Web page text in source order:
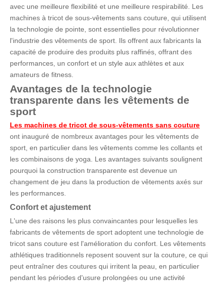
avec une meilleure flexibilité et une meilleure respirabilité. Les
machines à tricot de sous-vêtements sans couture, qui utilisent
la technologie de pointe, sont essentielles pour révolutionner
l'industrie des vêtements de sport. Ils offrent aux fabricants la
capacité de produire des produits plus raffinés, offrant des
performances, un confort et un style aux athlètes et aux
amateurs de fitness.
Avantages de la technologie
transparente dans les vêtements de
sport
Les machines de tricot de sous-vêtements sans couture
ont inauguré de nombreux avantages pour les vêtements de
sport, en particulier dans les vêtements comme les collants et
les combinaisons de yoga. Les avantages suivants soulignent
pourquoi la construction transparente est devenue un
changement de jeu dans la production de vêtements axés sur
les performances.
Confort et ajustement
L'une des raisons les plus convaincantes pour lesquelles les
fabricants de vêtements de sport adoptent une technologie de
tricot sans couture est l'amélioration du confort. Les vêtements
athlétiques traditionnels reposent souvent sur la couture, ce qui
peut entraîner des coutures qui irritent la peau, en particulier
pendant les périodes d'usure prolongées ou une activité